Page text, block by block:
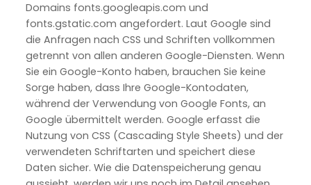
Domains fonts.googleapis.com und
fonts.gstatic.com angefordert. Laut Google sind
die Anfragen nach CSS und Schriften vollkommen
getrennt von allen anderen Google-Diensten. Wenn
Sie ein Google-Konto haben, brauchen Sie keine
Sorge haben, dass Ihre Google-Kontodaten,
während der Verwendung von Google Fonts, an
Google übermittelt werden. Google erfasst die
Nutzung von CSS (Cascading Style Sheets) und der
verwendeten Schriftarten und speichert diese
Daten sicher. Wie die Datenspeicherung genau